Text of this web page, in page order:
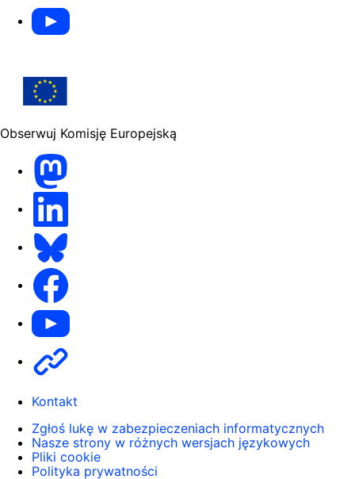
Youtube
Obserwuj Komisję Europejską
Youtube
Kontakt
Zgłoś lukę w zabezpieczeniach informatycznych
Nasze strony w różnych wersjach językowych
Pliki cookie
Polityka prywatności